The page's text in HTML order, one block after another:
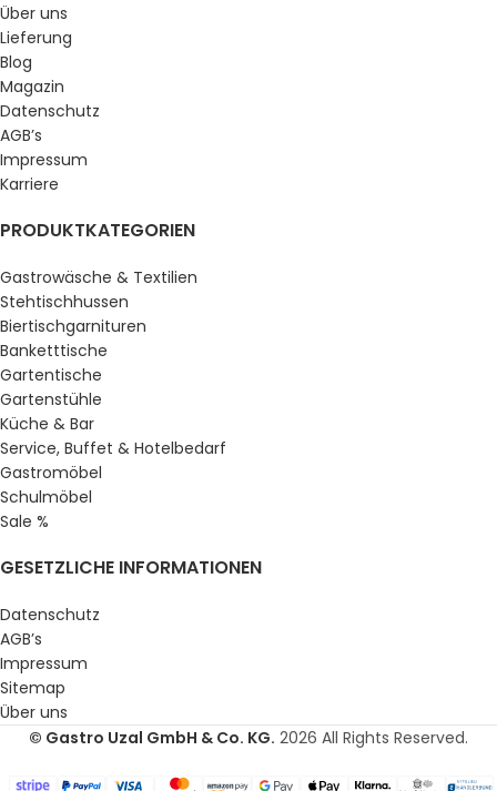
Über uns
Lieferung
Blog
Magazin
Datenschutz
AGB’s
Impressum
Karriere
PRODUKTKATEGORIEN
Gastrowäsche & Textilien
Stehtischhussen
Biertischgarnituren
Banketttische
Gartentische
Gartenstühle
Küche & Bar
Service, Buffet & Hotelbedarf
Gastromöbel
Schulmöbel
Sale %
GESETZLICHE INFORMATIONEN
Datenschutz
AGB’s
Impressum
Sitemap
Über uns
© Gastro Uzal GmbH & Co. KG. 2026 All Rights Reserved.